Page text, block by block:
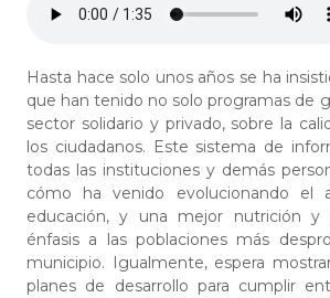
Hasta hace solo unos años se ha
que han tenido no solo programas de
sector solidario y privado, sobre la
los ciudadanos. Este sistema de
todas las instituciones y demás
cómo ha venido evolucionando el
educación, y una mejor nutrición y
énfasis a las poblaciones más
municipio. Igualmente, espera
planes de desarrollo para cumplir